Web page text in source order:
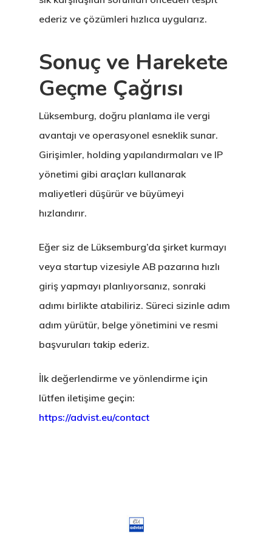
ederiz ve çözümleri hızlıca uygularız.
Sonuç ve Harekete
Geçme Çağrısı
Lüksemburg, doğru planlama ile vergi
avantajı ve operasyonel esneklik sunar.
Girişimler, holding yapılandırmaları ve IP
yönetimi gibi araçları kullanarak
maliyetleri düşürür ve büyümeyi
hızlandırır.
Eğer siz de Lüksemburg’da şirket kurmayı
veya startup vizesiyle AB pazarına hızlı
giriş yapmayı planlıyorsanız, sonraki
adımı birlikte atabiliriz. Süreci sizinle adım
adım yürütür, belge yönetimini ve resmi
başvuruları takip ederiz.
İlk değerlendirme ve yönlendirme için
lütfen iletişime geçin:
https://advist.eu/contact